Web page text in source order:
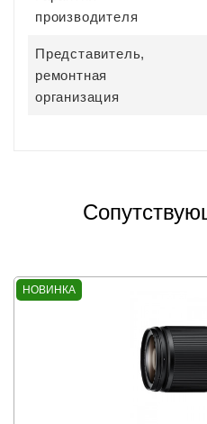
производителя
Представитель,
ремонтная
организация
НОВИНКА